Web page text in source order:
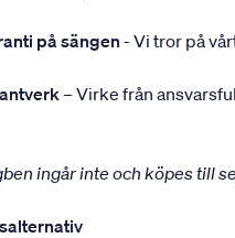
på sängen - Vi tror på
– Virke från
ingår inte och köpes till